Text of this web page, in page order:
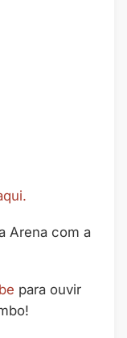
Arena com a
para ouvir